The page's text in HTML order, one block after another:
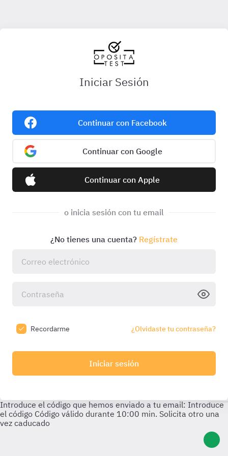
Iniciar Sesión
Continuar con Facebook
Continuar con Google
Continuar con Apple
o inicia sesión con tu email
¿No tienes una cuenta? Regístrate
Recordarme ¿Olvidaste tu contraseña?
Iniciar sesión
Introduce el código que hemos enviado a tu email: Introduce
el código Código válido durante 10:00 min. Solicita otro una
vez caducado